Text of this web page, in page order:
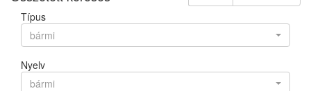
Típus
bármi
Nyelv
bármi